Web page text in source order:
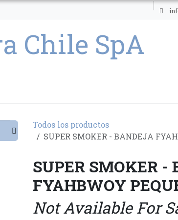
Todos los productos
SUPER SMOKER - BANDEJA
SUPER SMOKER -
FYAHBWOY
Not Available For